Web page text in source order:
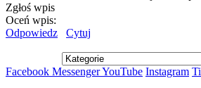
Zgłoś wpis
Oceń wpis:
Odpowiedz
Cytuj
Facebook MessengerYouTube Instagram